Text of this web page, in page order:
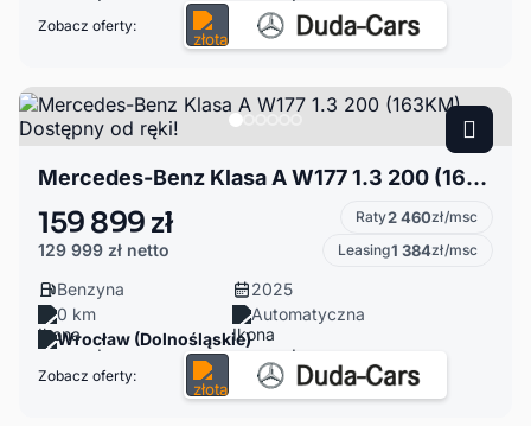
Zobacz oferty:
Mercedes-Benz Klasa A W177 1.3 200 (163KM) Dostępny od ręki!
159 899 zł
129 999 zł netto
Raty2 460zł/msc
Leasing1 384zł/msc
Benzyna
2025
0 km
Automatyczna
Wrocław (Dolnośląskie)
Zobacz oferty: